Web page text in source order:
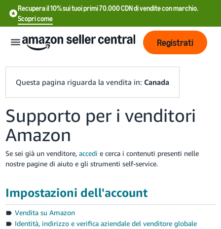
Recupera il 10% sui tuoi primi 70.000 CDN di vendite con marchio.
Scopri come
中
文
-
CN
FR
Italiano
Registrati
Questa pagina riguarda la vendita in: Canada
Supporto per i venditori
Amazon
Se sei già un venditore,accedi e cerca i contenuti presenti nelle
nostre pagine di aiuto e gli strumenti self-service.
Impostazioni dell'account
Vendita su Amazon
Identità, indirizzo e verifica aziendale del venditore globale